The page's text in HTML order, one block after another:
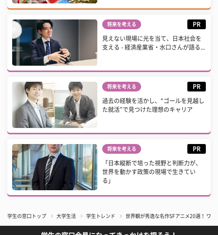
将来を考える PR
見えない現場に光を当て、日本社会を
支える - 経済産業省・水口さんが語る...
将来を考える PR
過去の経験を活かし、“ゴールを見越し
た就活”で見つけた理想のキャリア
将来を考える PR
「日本縦断で培った視野と判断力が、
世界を動かす政策の現場で生きてい
る」
学生の窓口トップ 大学生活 学生トレンド 世界観が秀逸な名作SFアニメ20選！ ワク